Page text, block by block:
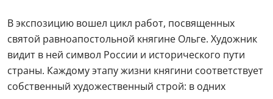
В экспозицию вошел цикл работ, посвященных
святой равноапостольной княгине Ольге. Художник
видит в ней символ России и исторического пути
страны. Каждому этапу жизни княгини соответствует
собственный художественный строй: в одних